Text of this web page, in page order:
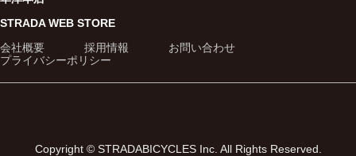
STRADA WEB STORE
会社概要 採用情報
お問い合わせ
プライバシーポリシー
Copyright © STRADABICYCLES Inc. All Rights Reserved.